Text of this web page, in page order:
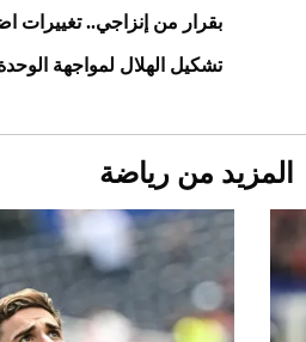
Aston Martin Valiant: على هوى الأبطال
بقرار من إنزاجي.. تغييرات
تشكيل الهلال لمواجهة
المزيد من رياضة